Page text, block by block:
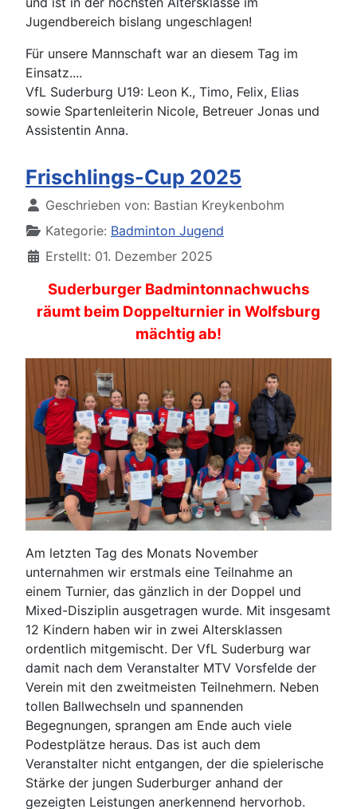
Jugendbereich bislang ungeschlagen!
Für unsere Mannschaft war an diesem Tag im
Einsatz....
VfL Suderburg U19: Leon K., Timo, Felix, Elias
sowie Spartenleiterin Nicole, Betreuer Jonas und
Assistentin Anna.
Frischlings-Cup 2025
Details
Geschrieben von: Bastian Kreykenbohm
Kategorie: Badminton Jugend
Erstellt: 01. Dezember 2025
Suderburger Badmintonnachwuchs
räumt beim Doppelturnier in Wolfsburg
mächtig ab!
Am letzten Tag des Monats November
unternahmen wir erstmals eine Teilnahme an
einem Turnier, das gänzlich in der Doppel und
Mixed-Disziplin ausgetragen wurde. Mit insgesamt
12 Kindern haben wir in zwei Altersklassen
ordentlich mitgemischt. Der VfL Suderburg war
damit nach dem Veranstalter MTV Vorsfelde der
Verein mit den zweitmeisten Teilnehmern. Neben
tollen Ballwechseln und spannenden
Begegnungen, sprangen am Ende auch viele
Podestplätze heraus. Das ist auch dem
Veranstalter nicht entgangen, der die spielerische
Stärke der jungen Suderburger anhand der
gezeigten Leistungen anerkennend hervorhob.